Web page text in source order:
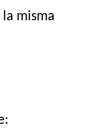
la misma